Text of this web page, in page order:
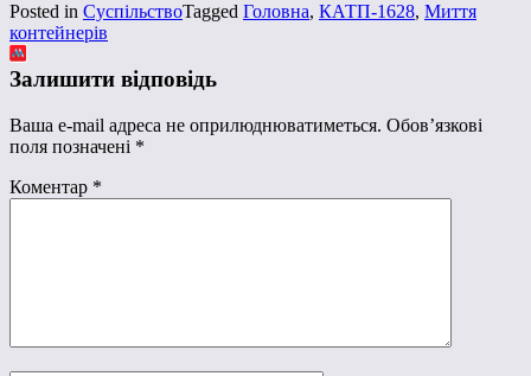
Posted in СуспільствоTagged Головна, КАТП-1628, Миття
контейнерів
Залишити відповідь
Ваша e-mail адреса не оприлюднюватиметься. Обов’язкові
поля позначені *
Коментар *